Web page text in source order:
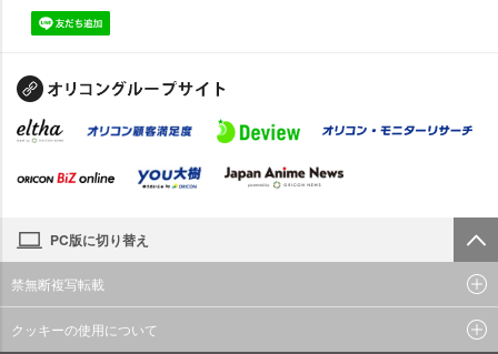
PC版に切り替え
禁無断複写転載
クッキーの使用について